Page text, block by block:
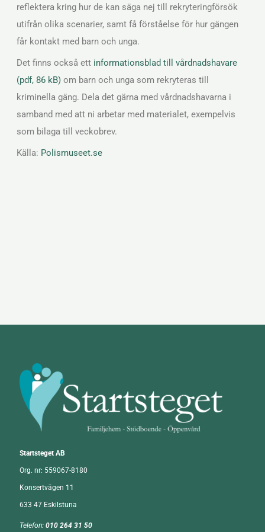
reflektera kring hur de kan säga nej till rekryteringförsök
utifrån olika scenarier, samt få förståelse för hur gängen
får kontakt med barn och unga.
Det finns också ett informationsblad till vårdnadshavare
(pdf, 86 kB)om barn och unga som rekryteras till
kriminella gäng. Dela det gärna med vårdnadshavarna i
samband med att ni arbetar med materialet, exempelvis
som bilaga till veckobrev.
Källa: Polismuseet.se
Startsteget AB
Org. nr: 559067-8180
Konsertvägen 11
633 47 Eskilstuna
Telefon: 010 264 31 50